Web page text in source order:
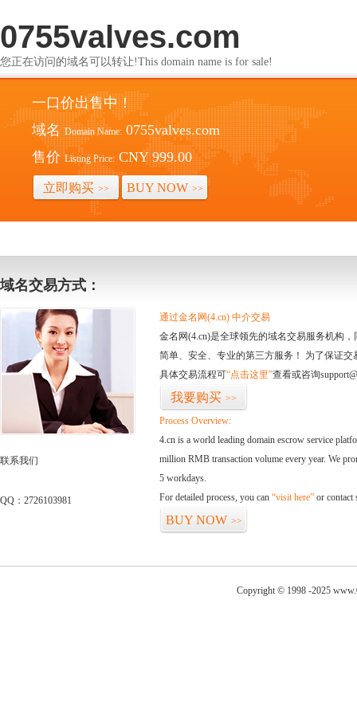
0755valves.com
您正在访问的域名可以转让!This domain name is for sale!
一口价出售中！
域名 Domain Name: 0755valves.com
售价 Listing Price: CNY 999.00
立即购买 >> BUY NOW >>
域名交易方式：
联系我们
QQ：2726103981
通过金名网(4.cn) 中介交易
金名网(4.cn)是全球领先的域名交易服务机构
简单、安全、专业的第三方服务！ 为了保证
具体交易流程可“点击这里”查看或咨询
我要购买 >>
Process Overview:
4.cn is a world leading domain escrow service
million RMB transaction volume every year. We
5 workdays.
For detailed process, you can “visit here” or contact
BUY NOW >>
Copyright © 1998 -2025